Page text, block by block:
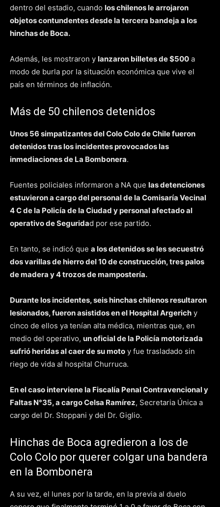
dentro del estadio, cuando los chilenos le arrojaron
objetos contundentes desde la tercera bandeja a los
hinchas de Boca.
Además, les mostraron y lanzaron billetes de $500 a
modo de burla por la situación económica que vive el
país en términos de inflación.
Más de 50 chilenos detenidos
Unos 56 simpatizantes del Colo Colo de Chile fueron
detenidos tras los incidentes provocados las
inmediaciones de La Bombonera.
Fuentes policiales informaron a NA que las detenciones
estuvieron a cargo del personal de la Comisaría Vecinal
4 C de la Policía de la Ciudad y personal afectado al
operativo de Seguridad por ese partido.
En tanto, se indicó que a los detenidos se les secuestró
dos varillas de hierro del 10 de construcción, tres palos
de madera y 4 trozos de mampostería.
Durante los incidentes, seis hinchas chilenos resultaron
lesionados, fueron asistidos en el Hospital Argerich y
cinco de ellos ya tenían alta médica, mientras que, en
medio del operativo, un oficial de la Policía motorizada
sufrió heridas al caer de su moto y fue trasladado sin
riego de vida al hospital Churruca.
En el caso interviene la Fiscalía Penal Contravencional y
Faltas N°35, a cargo Celsa Ramírez, Secretaria Única a
cargo del Dr. Stoppani y del Dr. Giglio.
Hinchas de Boca agredieron a los de
Colo Colo por querer colgar una bandera
en la Bombonera
A su vez, el lunes por la tarde, en la previa al duelo